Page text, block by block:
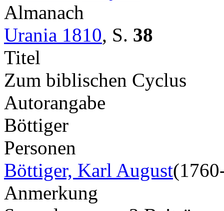
Almanach
Urania 1810, S. 38
Titel
Zum biblischen Cyclus
Autorangabe
Böttiger
Personen
Böttiger, Karl August
Anmerkung